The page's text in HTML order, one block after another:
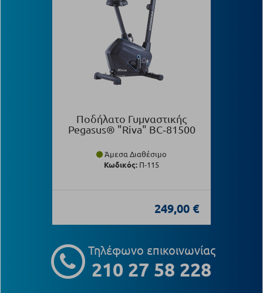
Ποδήλατο Γυμναστικής
Pegasus® "Riva" BC‑81500
Άμεσα Διαθέσιμο
Κωδικός: Π-115
249,00 €
Τηλέφωνο επικοινωνίας
210 27 58 228